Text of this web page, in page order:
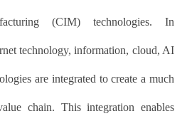
(CIM) technologies. In
technology, information, cloud, AI
are integrated to create a much
chain. This integration enables